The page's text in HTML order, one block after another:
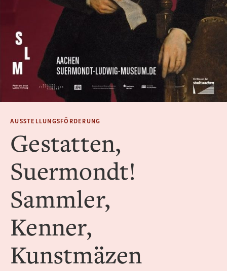
AUSSTELLUNGSFÖRDERUNG
Gestatten,
Suermondt!
Sammler,
Kenner,
Kunstmäzen